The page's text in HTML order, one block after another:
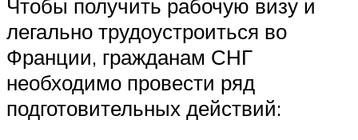
Чтобы получить рабочую визу и
легально трудоустроиться во
Франции, гражданам СНГ
необходимо провести ряд
подготовительных действий: